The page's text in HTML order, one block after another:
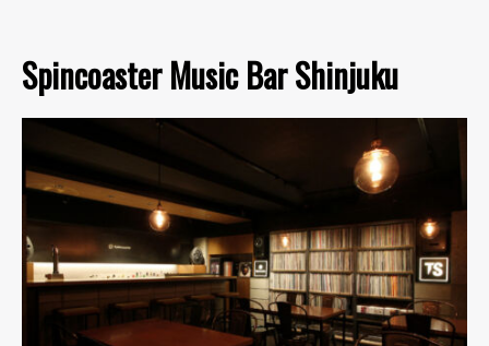
Spincoaster Music Bar Shinjuku